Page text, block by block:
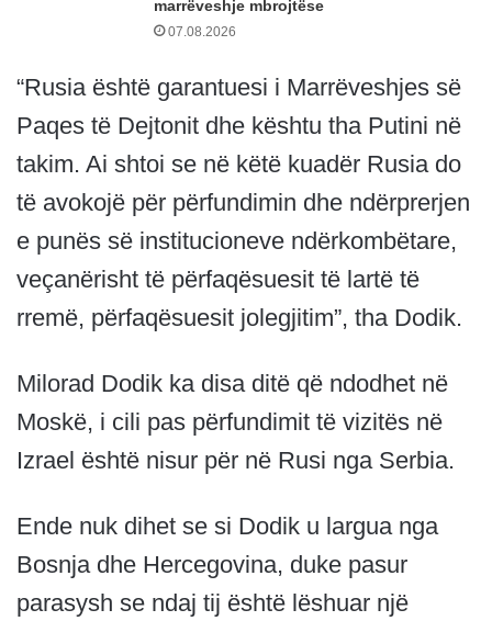
marrëveshje mbrojtëse
07.08.2026
“Rusia është garantuesi i Marrëveshjes së
Paqes të Dejtonit dhe kështu tha Putini në
takim. Ai shtoi se në këtë kuadër Rusia do
të avokojë për përfundimin dhe ndërprerjen
e punës së institucioneve ndërkombëtare,
veçanërisht të përfaqësuesit të lartë të
rremë, përfaqësuesit jolegjitim”, tha Dodik.
Milorad Dodik ka disa ditë që ndodhet në
Moskë, i cili pas përfundimit të vizitës në
Izrael është nisur për në Rusi nga Serbia.
Ende nuk dihet se si Dodik u largua nga
Bosnja dhe Hercegovina, duke pasur
parasysh se ndaj tij është lëshuar një